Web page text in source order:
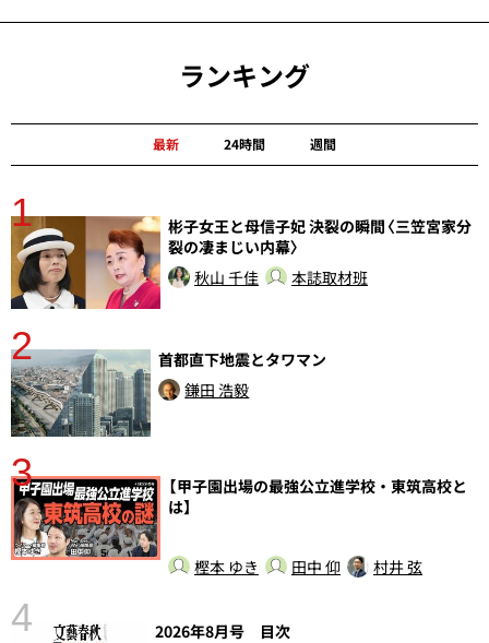
ランキング
最新 24時間 週間
1
彬子女王と母信子妃 決裂の瞬間〈三笠宮家分
裂の凄まじい内幕〉
秋山 千佳
本誌取材班
2
首都直下地震とタワマン
鎌田 浩毅
3
【甲子園出場の最強公立進学校・東筑高校と
は】
樫本 ゆき 田中 仰 村井 弦
4
2026年8月号 目次